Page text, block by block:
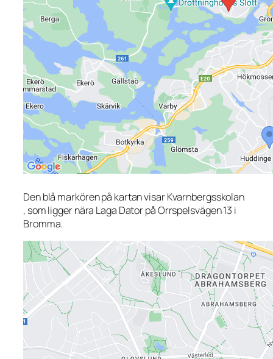
Den blå markören på kartan visar Kvarnbergsskolan
, som ligger nära Laga Dator på Orrspelsvägen 13 i
Bromma.